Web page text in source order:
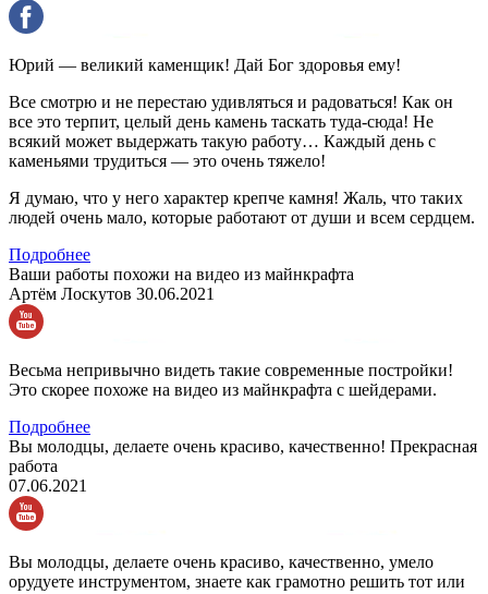
Юрий — великий каменщик! Дай Бог здоровья ему!
Все смотрю и не перестаю удивляться и радоваться! Как он
все это терпит, целый день камень таскать туда-сюда! Не
всякий может выдержать такую работу… Каждый день с
каменьями трудиться — это очень тяжело!
Я думаю, что у него характер крепче камня! Жаль, что таких
людей очень мало, которые работают от души и всем сердцем.
Подробнее
Ваши работы похожи на видео из майнкрафта
Артём Лоскутов 30.06.2021
Весьма непривычно видеть такие современные постройки!
Это скорее похоже на видео из майнкрафта с шейдерами.
Подробнее
Вы молодцы, делаете очень красиво, качественно! Прекрасная
работа
07.06.2021
Вы молодцы, делаете очень красиво, качественно, умело
орудуете инструментом, знаете как грамотно решить тот или